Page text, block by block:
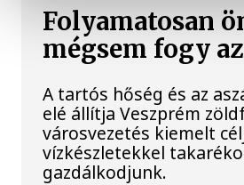
Folyamatosan
mégsem fogy
A tartós hőség és az
elé állítja Veszprém
városvezetés kiemelt
vízkészletekkel
gazdálkodjunk.